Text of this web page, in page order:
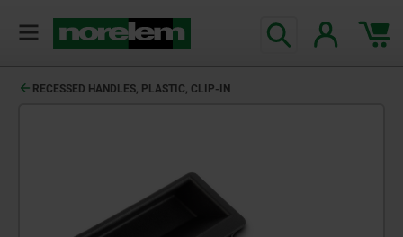
RECESSED HANDLES, PLASTIC, CLIP-IN